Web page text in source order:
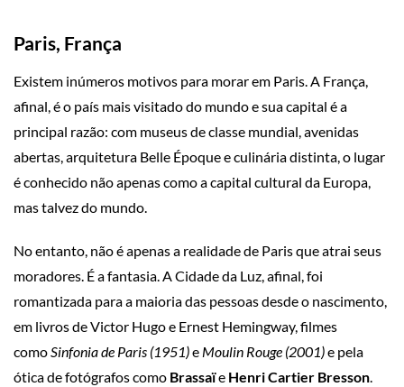
Paris, França
Existem inúmeros motivos para morar em Paris. A França,
afinal, é o país mais visitado do mundo e sua capital é a
principal razão: com museus de classe mundial, avenidas
abertas, arquitetura Belle Époque e culinária distinta, o lugar
é conhecido não apenas como a capital cultural da Europa,
mas talvez do mundo.
No entanto, não é apenas a realidade de Paris que atrai seus
moradores. É a fantasia. A Cidade da Luz, afinal, foi
romantizada para a maioria das pessoas desde o nascimento,
em livros de Victor Hugo e Ernest Hemingway, filmes
comoSinfonia de Paris (1951)e Moulin Rouge (2001)e pela
ótica de fotógrafos como Brassaïe Henri Cartier Bresson.